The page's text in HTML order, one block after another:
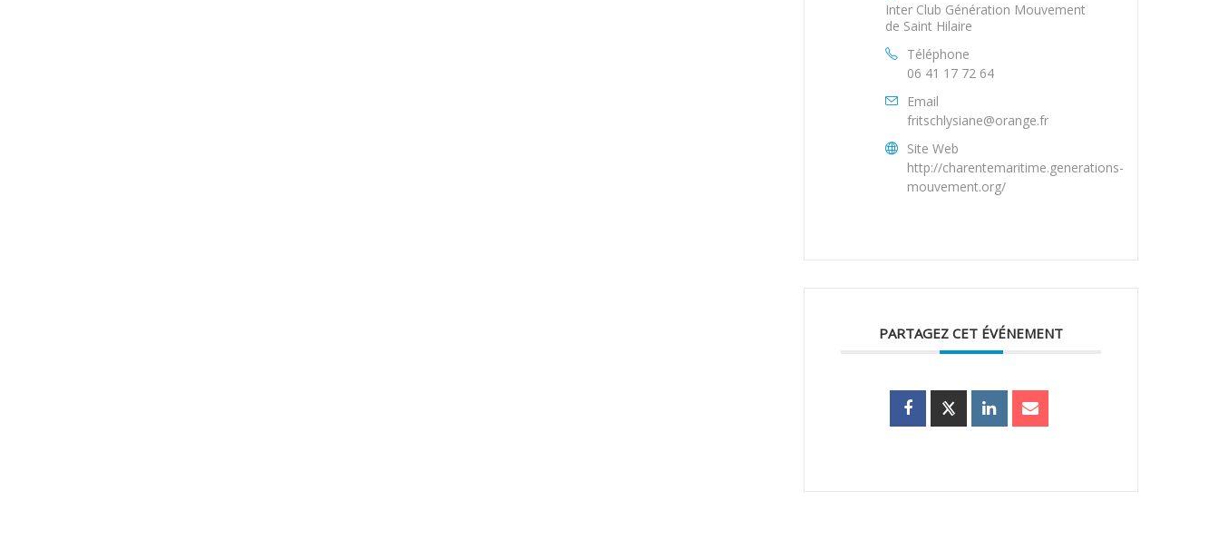
Inter Club Génération Mouvement
de Saint Hilaire
Téléphone
06 41 17 72 64
Email
fritschlysiane@orange.fr
Site Web
http://charentemaritime.generations-
mouvement.org/
PARTAGEZ CET ÉVÉNEMENT